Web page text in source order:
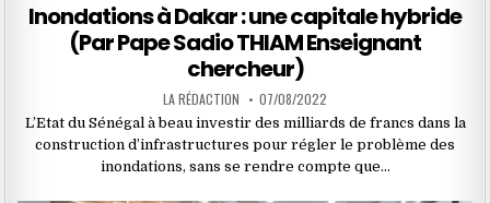
Inondations à Dakar : une capitale hybride
(Par Pape Sadio THIAM Enseignant
chercheur)
LA RÉDACTION 07/08/2022
L’Etat du Sénégal à beau investir des milliards de francs dans la
construction d’infrastructures pour régler le problème des
inondations, sans se rendre compte que…